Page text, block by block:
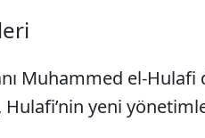
Muhammed el-Hulafi
Hulafi’nin yeni